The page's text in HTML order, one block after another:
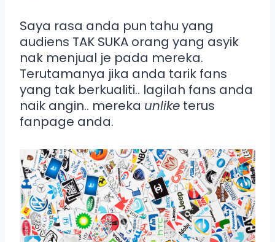
Saya rasa anda pun tahu yang
audiens TAK SUKA orang yang asyik
nak menjual je pada mereka.
Terutamanya jika anda tarik fans
yang tak berkualiti.. lagilah fans anda
naik angin.. mereka unlike terus
fanpage anda.